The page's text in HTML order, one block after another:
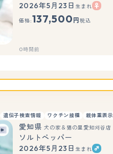
2026年5月23日 生まれ
価格:137,500 円 税込
0時間前
遺伝子検査情報 ワクチン接種 親体重表示
愛知県 犬の家＆猫の里愛知刈谷店
ソルトペッパー
2026年5月23日 生まれ